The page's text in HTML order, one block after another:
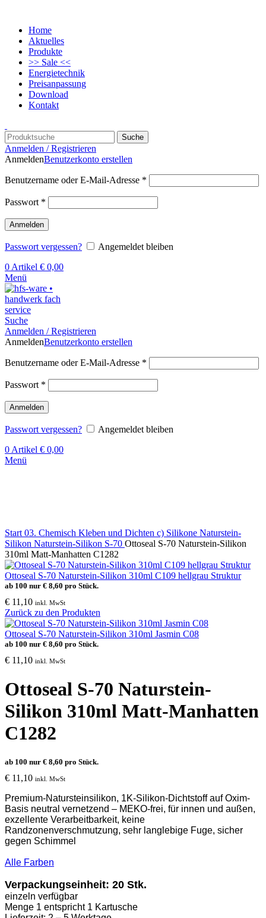
Home
Aktuelles
Produkte
>> Sale <<
Energietechnik
Preisanpassung
Download
Kontakt
Suche
Anmelden / Registrieren
AnmeldenBenutzerkonto erstellen
Benutzername oder E-Mail-Adresse *
Passwort *
Anmelden
Passwort vergessen?
Angemeldet bleiben
0 Artikel € 0,00
Menü
Suche
Anmelden / Registrieren
AnmeldenBenutzerkonto erstellen
Benutzername oder E-Mail-Adresse *
Passwort *
Anmelden
Passwort vergessen?
Angemeldet bleiben
0 Artikel € 0,00
Menü
Start 03. Chemisch Kleben und Dichten c) Silikone Naturstein-
Silikon Naturstein-Silikon S-70 Ottoseal S-70 Naturstein-Silikon
310ml Matt-Manhatten C1282
Ottoseal S-70 Naturstein-Silikon 310ml C109 hellgrau Struktur
ab 100 nur € 8,60 pro Stück.
€ 11,10 inkl. MwSt
Zurück zu den Produkten
Ottoseal S-70 Naturstein-Silikon 310ml Jasmin C08
ab 100 nur € 8,60 pro Stück.
€ 11,10 inkl. MwSt
Ottoseal S-70 Naturstein-
Silikon 310ml Matt-Manhatten
C1282
ab 100 nur € 8,60 pro Stück.
€ 11,10 inkl. MwSt
Premium-Natursteinsilikon, 1K-Silikon-Dichtstoff aufOxim-
Basis neutral vernetzend – MEKO-frei, für innen und außen,
exzellente Verarbeitbarkeit, keine
Randzonenverschmutzung, sehr langlebige Fuge, sicher
gegen Schimmel
Alle Farben
Verpackungseinheit: 20 Stk.
einzeln verfügbar
Menge 1 entspricht 1 Kartusche